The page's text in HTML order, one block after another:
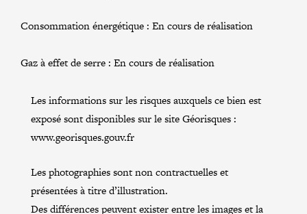
Consommation énergétique : En cours de réalisation
Gaz à effet de serre : En cours de réalisation
Les informations sur les risques auxquels ce bien est
exposé sont disponibles sur le site Géorisques :
www.georisques.gouv.fr
Les photographies sont non contractuelles et
présentées à titre d’illustration.
Des différences peuvent exister entre les images et la